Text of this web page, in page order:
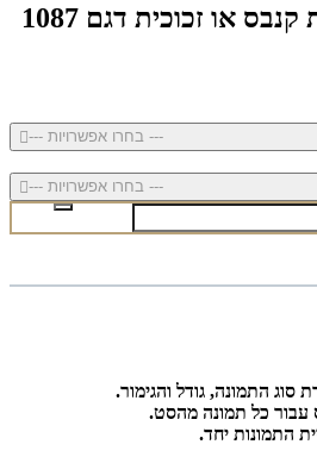
או זכוכית דגם 1087
--- בחרו אפשרויות ---
--- בחרו אפשרויות ---
התמונה, גודל והגימור.
עבור כל תמונה מהסט.
התמונות יחד.